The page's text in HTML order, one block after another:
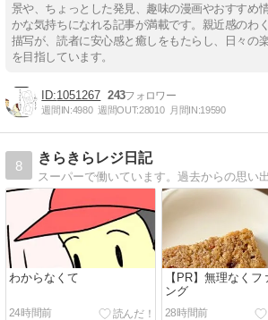
景や、ちょっとした発見、趣味の漫画やおすすめ
かな気持ちになれる記事が満載です。親近感のわ
描写が、読者に安心感と癒しをもたらし、日々の
を目指しています。
1051267 243
週間IN:4980 週間OUT:28010 月間IN:19590
8
きらきらレジ日記
わからなくて
24時間前
【PR】無理なくフ
ング
28時間前